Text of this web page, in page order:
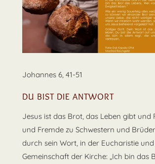
Johannes 6, 41-51
DU BIST DIE ANTWORT
Jesus ist das Brot, das Leben gibt und
und Fremde zu Schwestern und
durch sein Wort, in der Eucharistie
Gemeinschaft der Kirche: „Ich bin das